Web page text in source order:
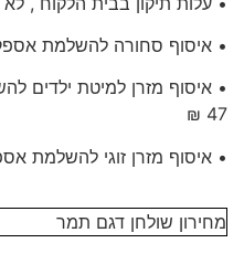
• איסוף סחורה להשלמת אספקה
• איסוף מזרן למיטת ילדים
47 ₪
• איסוף מזרן זוגי להשלמת
מחירון שולחן דגם תמר